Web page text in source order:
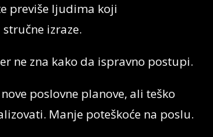
previše ljudima koji
izraze.
ne zna kako da ispravno postupi.
poslovne planove, ali teško
Manje poteškoće na poslu.